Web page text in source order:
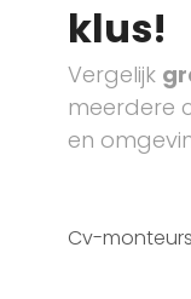
klus!
Vergelijk
meerdere
en
Cv-